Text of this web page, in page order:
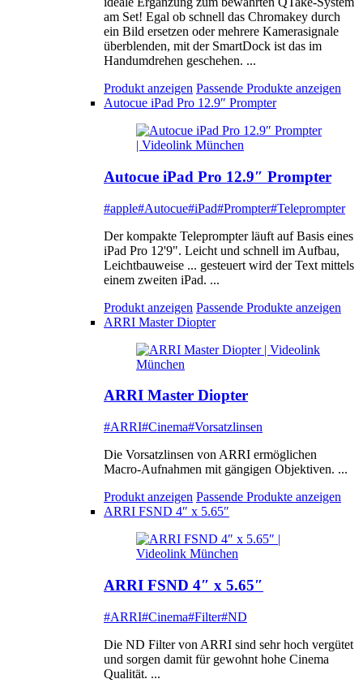
am Set! Egal ob schnell das Chromakey durch
ein Bild ersetzen oder mehrere Kamerasignale
überblenden, mit der SmartDock ist das im
Handumdrehen geschehen. ...
Produkt anzeigen Passende Produkte anzeigen
Autocue iPad Pro 12.9″ Prompter
Autocue iPad Pro 12.9″ Prompter
#apple#Autocue#iPad#Prompter#Teleprompter
Der kompakte Teleprompter läuft auf Basis eines
iPad Pro 12'9". Leicht und schnell im Aufbau,
Leichtbauweise ... gesteuert wird der Text mittels
einem zweiten iPad. ...
Produkt anzeigen Passende Produkte anzeigen
ARRI Master Diopter
ARRI Master Diopter
#ARRI#Cinema#Vorsatzlinsen
Die Vorsatzlinsen von ARRI ermöglichen
Macro-Aufnahmen mit gängigen Objektiven. ...
Produkt anzeigen Passende Produkte anzeigen
ARRI FSND 4″ x 5.65″
ARRI FSND 4″ x 5.65″
#ARRI#Cinema#Filter#ND
Die ND Filter von ARRI sind sehr hoch vergütet
und sorgen damit für gewohnt hohe Cinema
Qualität. ...